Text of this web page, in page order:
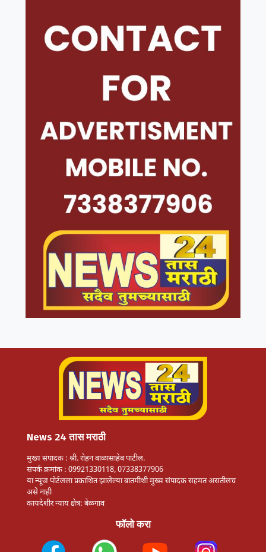
News 24 तास मराठी
मुख्य संपादक : श्री. रोहन बाळासाहेब पाटील.
संपर्क क्रमांक : 09921330118, 07338377906
या न्यूज पोर्टलला प्रकाशित झालेल्या बातमीशी मुख्य संपादक सहमत असतीलच
असे नाही
कायदेशीर न्याय क्षेत्र: बेळगाव
फॉलो करा